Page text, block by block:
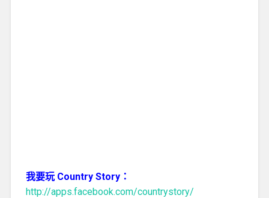
我要玩 Country Story：
http://apps.facebook.com/countrystory/